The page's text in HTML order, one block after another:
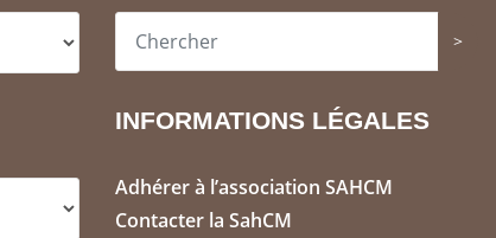
>
INFORMATIONS LÉGALES
Adhérer à l’association SAHCM
Contacter la SahCM